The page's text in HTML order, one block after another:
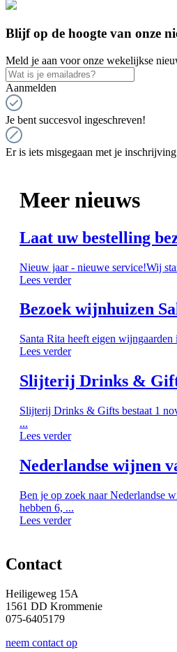
Blijf op de hoogte van onze
Meld je aan voor onze wekelijkse
Aanmelden
Je bent succesvol ingeschreven!
Er is iets misgegaan met je
Meer nieuws
Laat uw bestelling
Nieuw jaar - nieuwe service!Wij
Lees verder
Bezoek wijnhuizen
Santa Rita heeft eigen
Lees verder
Slijterij Drinks &
Slijterij Drinks & Gifts bestaat 1
...
Lees verder
Nederlandse wijnen
Ben je op zoek naar Nederlandse
hebben 6, ...
Lees verder
Contact
Heiligeweg 15A
1561 DD Krommenie
075-6405179
neem contact op